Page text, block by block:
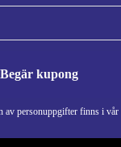
Begär kupong
av personuppgifter finns i vår